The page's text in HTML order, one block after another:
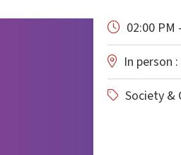
02:00 PM
In person
Society &